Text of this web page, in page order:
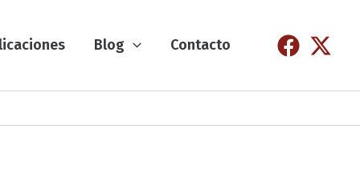
Blog Contacto